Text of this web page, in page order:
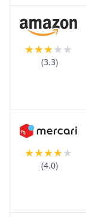
★★★★★
(3.3)
★★★★★
(4.0)